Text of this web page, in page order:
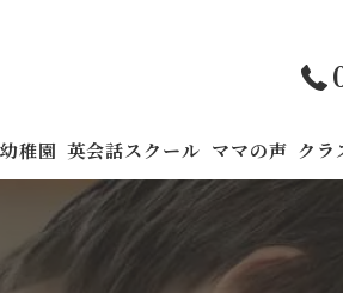
稚園 英会話スクール ママの声 クラ